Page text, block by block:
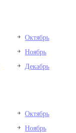
Октябрь
Ноябрь
Декабрь
Октябрь
Ноябрь